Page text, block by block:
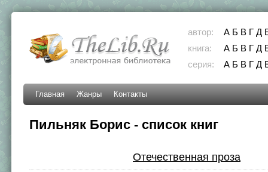
автор: А Б В Г Д
книга:
А Б В Г Д
серия:
А Б В Г Д
Главная Жанры Контакты
Пильняк Борис - список книг
Отечественная проза